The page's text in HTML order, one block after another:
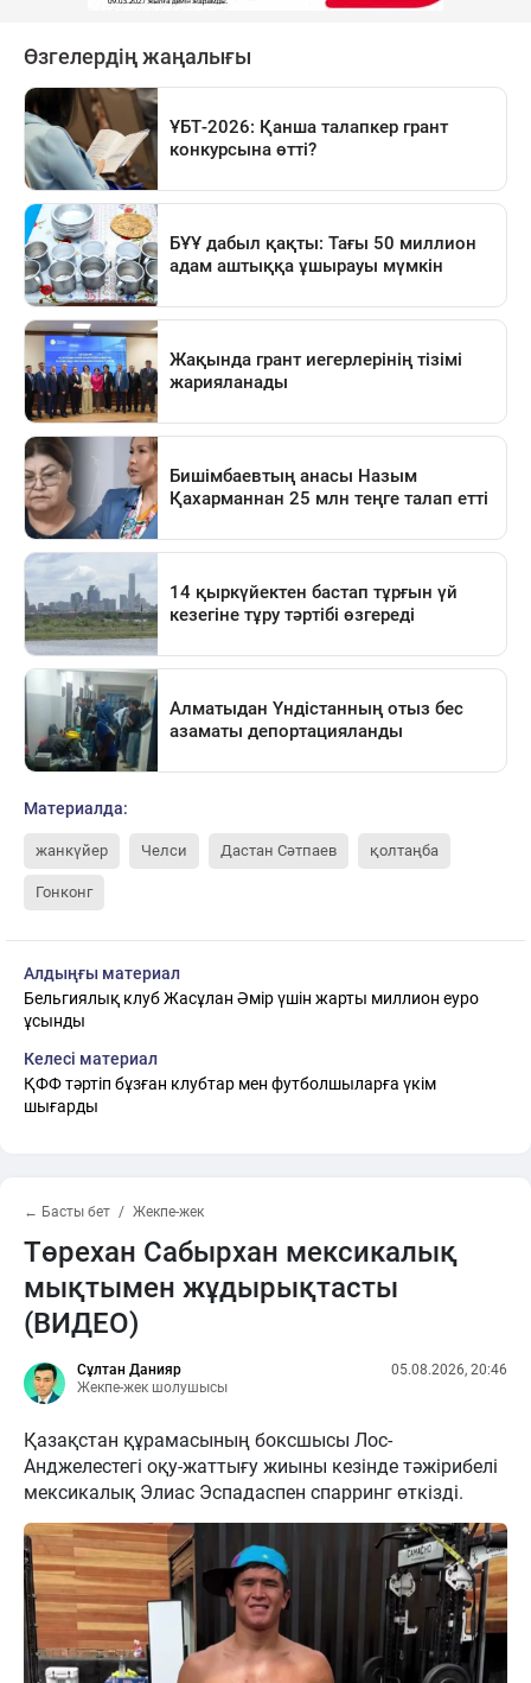
Материалда:
жанкүйер Челси Дастан Сәтпаев қолтаңба
Гонконг
Алдыңғы материал
Бельгиялық клуб Жасұлан Әмір үшін жарты миллион еуро
ұсынды
Келесі материал
ҚФФ тәртіп бұзған клубтар мен футболшыларға үкім
шығарды
← Басты бет Жекпе-жек
Төрехан Сабырхан мексикалық
мықтымен жұдырықтасты
(ВИДЕО)
Сұлтан Данияр
Жекпе-жек шолушысы
05.08.2026, 20:46
Қазақстан құрамасының боксшысы Лос-
Анджелестегі оқу-жаттығу жиыны кезінде тәжірибелі
мексикалық Элиас Эспадаспен спарринг өткізді.